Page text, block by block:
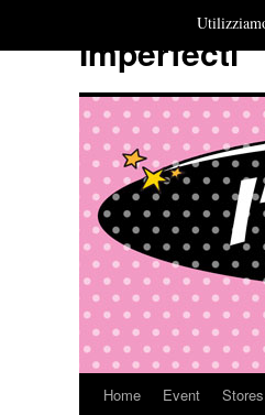
Imperfecti
VaiHome Event Stores